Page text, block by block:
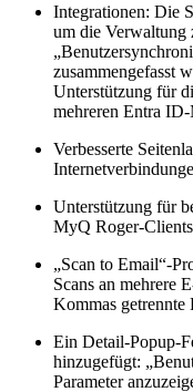
Integrationen: Die
um die Verwaltung
zusammengefasst
Unterstützung für
mehreren Entra
Verbesserte
Unterstützung für
MyQ Roger-
„Scan to Email“-
Scans an mehrere
Kommas getrennte
Ein Detail-Popup-
hinzugefügt:
Parameter